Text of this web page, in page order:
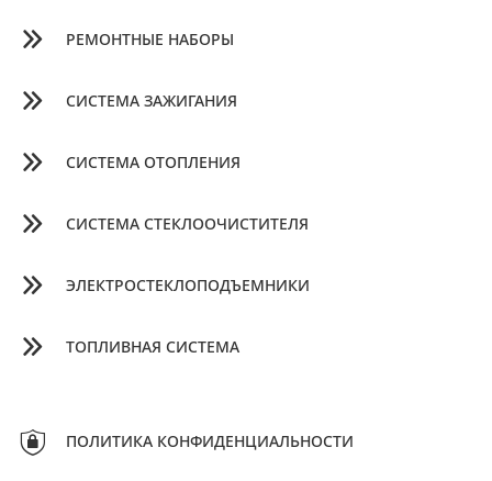
РЕМОНТНЫЕ НАБОРЫ
СИСТЕМА ЗАЖИГАНИЯ
СИСТЕМА ОТОПЛЕНИЯ
СИСТЕМА СТЕКЛООЧИСТИТЕЛЯ
ЭЛЕКТРОСТЕКЛОПОДЪЕМНИКИ
ТОПЛИВНАЯ СИСТЕМА
ПОЛИТИКА КОНФИДЕНЦИАЛЬНОСТИ